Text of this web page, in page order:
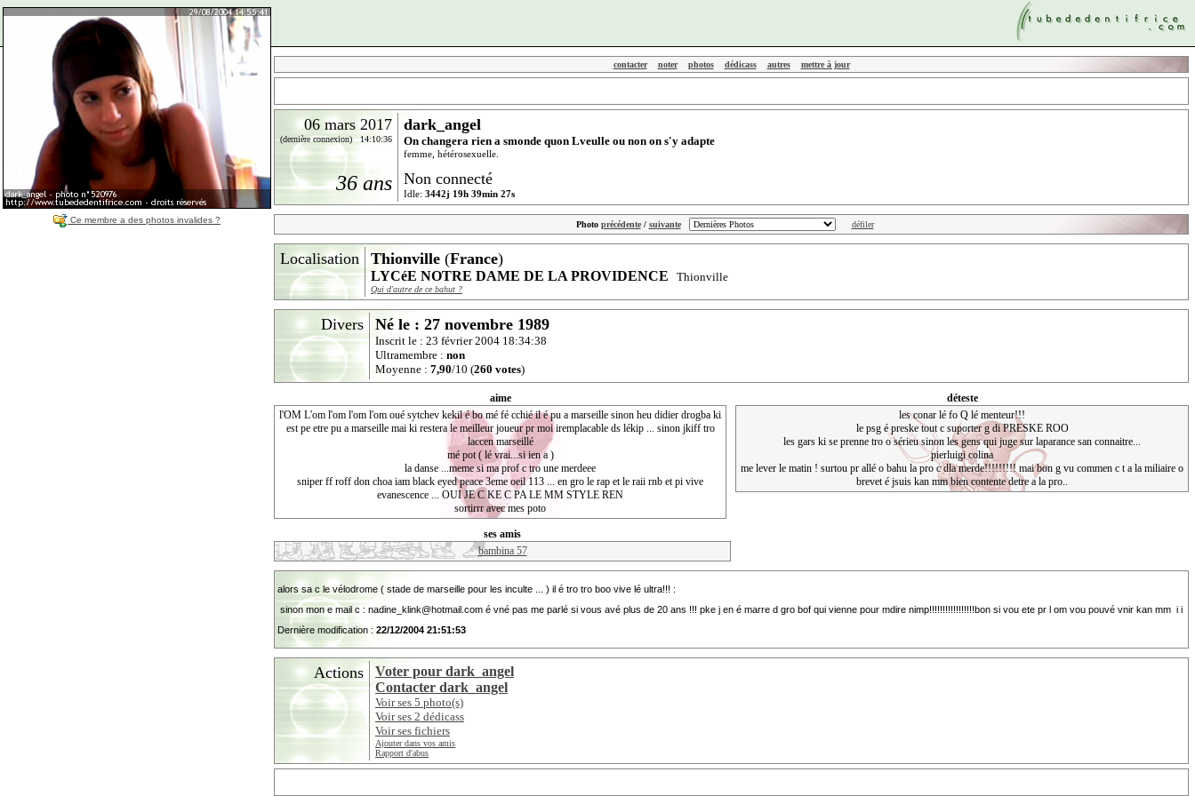
Ce membre a des photos invalides ?
contacter noter photos dédicass autres mettre à jour
06 mars 2017
(dernière connexion) 14:10:36
dark_angel
On changera rien a smonde quon Lveulle ou non on s'y adapte
femme, hétérosexuelle.
Non connecté
Idle: 3442j 19h 39min 27s
36 ans
Photo précédente/ suivante
Localisation Thionville (France)
LYCéE NOTRE DAME DE LA PROVIDENCE Thionville
Qui d'autre de ce bahut ?
Divers Né le : 27 novembre 1989
Inscrit le : 23 février 2004 18:34:38
Ultramembre : non
Moyenne : 7,90/10 (260 votes)
aime
l'OM L'om l'om l'om l'om oué sytchev kekil é bo mé fé cchié il é pu a marseille sinon heu didier drogba ki
est pe etre pu a marseille mai ki restera le meilleur joueur pr moi iremplacable ds lékip ... sinon jkiff tro
laccen marseillé
mé pot ( lé vrai...si ien a )
la danse ...meme si ma prof c tro une merdeee
sniper ff roff don choa iam black eyed peace 3eme oeil 113 ... en gro le rap et le raii rnb et pi vive
evanescence ... OUI JE C KE C PA LE MM STYLE REN
sortirrr avec mes poto
déteste
les conar lé fo Q lé menteur!!!
le psg é preske tout c suporter g di PRESKE ROO
les gars ki se prenne tro o sérieu sinon les gens qui juge sur laparance san connaitre...
pierluigi colina
me lever le matin ! surtou pr allé o bahu la pro c dla merde!!!!!!!!! mai bon g vu commen c t a la miliaire o
brevet é jsuis kan mm bien contente detre a la pro..
ses amis
bambina 57
alors sa c le vélodrome ( stade de marseille pour les inculte ... ) il é tro tro boo vive lé ultra!!! :
sinon mon e mail c : nadine_klink@hotmail.com é vné pas me parlé si vous avé plus de 20 ans !!! pke j en é marre d gro bof qui vienne pour mdire nimp!!!!!!!!!!!!!!!!!bon si vou ete pr l om vou pouvé vnir kan mm i i
Dernière modification : 22/12/2004 21:51:53
Actions
Voter pour dark_angel
Contacter dark_angel
Voir ses 5 photo(s)
Voir ses 2 dédicass
Voir ses fichiers
Ajouter dans vos amis
Rapport d'abus